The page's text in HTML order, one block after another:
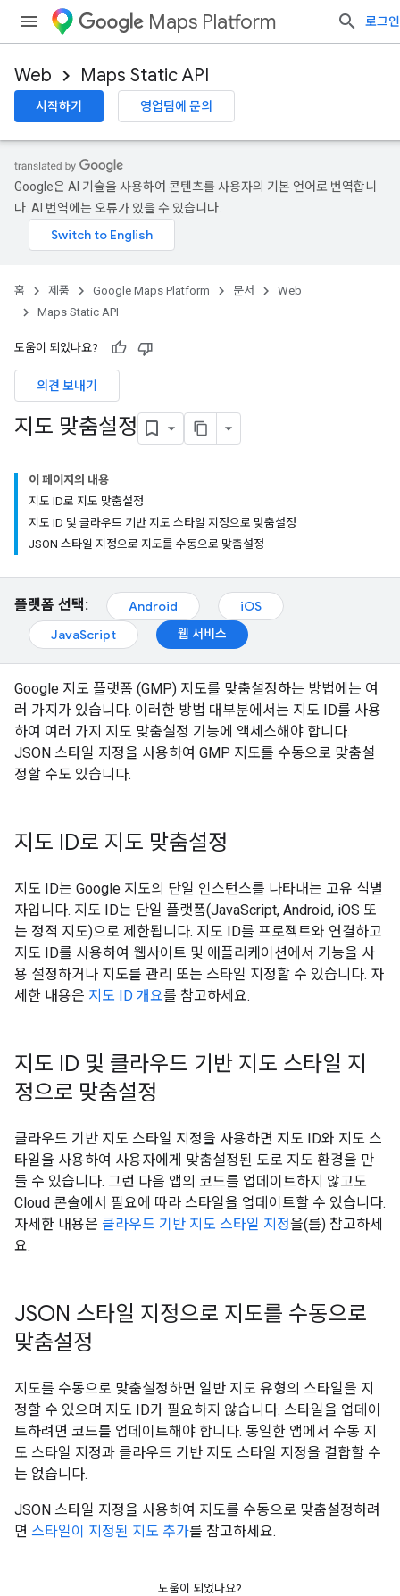
Maps Platform 로그인
Web Maps Static API
시작하기 영업팀에 문의
Google은 AI 기술을 사용하여 콘텐츠를 사용자의 기본 언어로 번역합니
다. AI 번역에는 오류가 있을 수 있습니다.
홈 제품 Google Maps Platform 문서
Web
Maps Static API
도움이 되었나요?
의견 보내기
지도 맞춤설정
이 페이지의 내용
지도 ID로 지도 맞춤설정
지도 ID 및 클라우드 기반 지도 스타일 지정으로 맞춤설정
JSON 스타일 지정으로 지도를 수동으로 맞춤설정
플랫폼 선택: Android
iOS
JavaScript
웹 서비스
Google 지도 플랫폼 (GMP) 지도를 맞춤설정하는 방법에는 여
러 가지가 있습니다. 이러한 방법 대부분에서는 지도 ID를 사용
하여 여러 가지 지도 맞춤설정 기능에 액세스해야 합니다.
JSON 스타일 지정을 사용하여 GMP 지도를 수동으로 맞춤설
정할 수도 있습니다.
지도 ID로 지도 맞춤설정
지도 ID는 Google 지도의 단일 인스턴스를 나타내는 고유 식별
자입니다. 지도 ID는 단일 플랫폼(JavaScript, Android, iOS 또
는 정적 지도)으로 제한됩니다. 지도 ID를 프로젝트와 연결하고
지도 ID를 사용하여 웹사이트 및 애플리케이션에서 기능을 사
용 설정하거나 지도를 관리 또는 스타일 지정할 수 있습니다. 자
세한 내용은 지도 ID 개요를 참고하세요.
지도 ID 및 클라우드 기반 지도 스타일 지
정으로 맞춤설정
클라우드 기반 지도 스타일 지정을 사용하면 지도 ID와 지도 스
타일을 사용하여 사용자에게 맞춤설정된 도로 지도 환경을 만
들 수 있습니다. 그런 다음 앱의 코드를 업데이트하지 않고도
Cloud 콘솔에서 필요에 따라 스타일을 업데이트할 수 있습니다.
자세한 내용은 클라우드 기반 지도 스타일 지정을(를) 참고하세
요.
JSON 스타일 지정으로 지도를 수동으로
맞춤설정
지도를 수동으로 맞춤설정하면 일반 지도 유형의 스타일을 지
정할 수 있으며 지도 ID가 필요하지 않습니다. 스타일을 업데이
트하려면 코드를 업데이트해야 합니다. 동일한 앱에서 수동 지
도 스타일 지정과 클라우드 기반 지도 스타일 지정을 결합할 수
는 없습니다.
JSON 스타일 지정을 사용하여 지도를 수동으로 맞춤설정하려
면 스타일이 지정된 지도 추가를 참고하세요.
도움이 되었나요?